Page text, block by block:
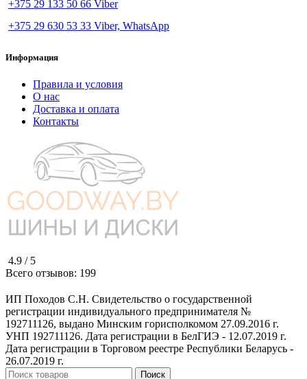
+375 29 133 50 66 Viber
+375 29 630 53 33 Viber, WhatsApp
Информация
Правила и условия
О нас
Доставка и оплата
Контакты
4.9 / 5
Всего отзывов: 199
ИП Походов С.Н. Свидетельство о государственной
регистрации индивидуального предпринимателя №
192711126, выдано Минским горисполкомом 27.09.2016 г.
УНП 192711126. Дата регистрации в БелГИЭ - 12.07.2019 г.
Дата регистрации в Торговом реестре Республики Беларусь -
26.07.2019 г.
Поиск